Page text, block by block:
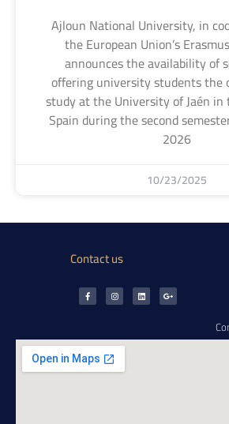
Ajloun National University, in
the European Union’s
announces the availability of
offering university students the
study at the University of Jaén in
Spain during the second
2026
10/23/2025
Contact us